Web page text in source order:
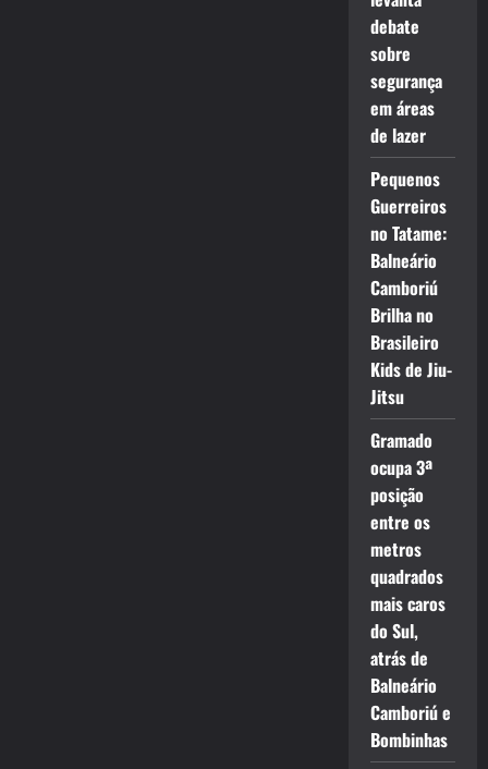
debate
sobre
segurança
em áreas
de lazer
Pequenos
Guerreiros
no Tatame:
Balneário
Camboriú
Brilha no
Brasileiro
Kids de Jiu-
Jitsu
Gramado
ocupa 3ª
posição
entre os
metros
quadrados
mais caros
do Sul,
atrás de
Balneário
Camboriú e
Bombinhas